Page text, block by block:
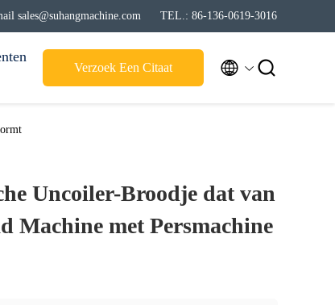
sales@suhangmachine.com TEL.: 86-136-0619-3016
Verzoek Een Citaat  
Uncoiler-Broodje dat van
Machine met Persmachine